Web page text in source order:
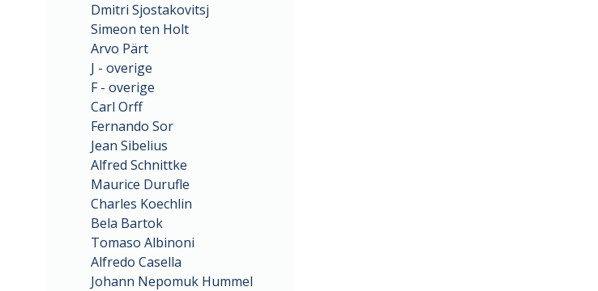
Dmitri Sjostakovitsj
Simeon ten Holt
Arvo Pärt
J - overige
F - overige
Carl Orff
Fernando Sor
Jean Sibelius
Alfred Schnittke
Maurice Durufle
Charles Koechlin
Bela Bartok
Tomaso Albinoni
Alfredo Casella
Johann Nepomuk Hummel